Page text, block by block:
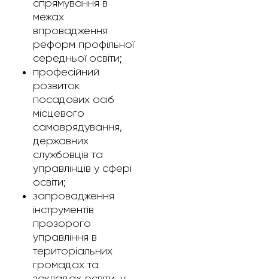
спрямування в
межах
впровадження
реформ профільної
середньої освіти;
професійний
розвиток
посадових осіб
місцевого
самоврядування,
державних
службовців та
управлінців у сфері
освіти;
запровадження
інструментів
прозорого
управління в
територіальних
громадах та